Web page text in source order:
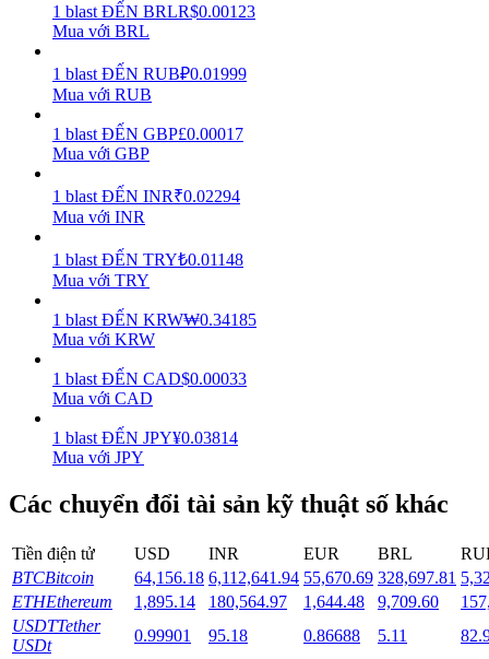
Staking
Lợi nhuận cao và truy cập ngay lập tức
Launchpool
Đặt cọc linh hoạt để kiếm được các token phổ biến.
1 blast ĐẾN BRLR$0.00123
Mua với BRL
1 blast ĐẾN RUB₽0.01999
Mua với RUB
1 blast ĐẾN GBP£0.00017
Mua với GBP
1 blast ĐẾN INR₹0.02294
Mua với INR
1 blast ĐẾN TRY₺0.01148
Mua với TRY
1 blast ĐẾN KRW₩0.34185
Mua với KRW
1 blast ĐẾN CAD$0.00033
Mua với CAD
1 blast ĐẾN JPY¥0.03814
Mua với JPY
Các chuyển đổi tài sản kỹ thuật số khác
Tiền điện tử USD INR EUR BRL
BTCBitcoin 64,156.18 6,112,641.94 55,670.69 328,697.81
ETHEthereum 1,895.14 180,564.97 1,644.48 9,709.60
USDTTether
USDt
0.99901 95.18 0.86688 5.11